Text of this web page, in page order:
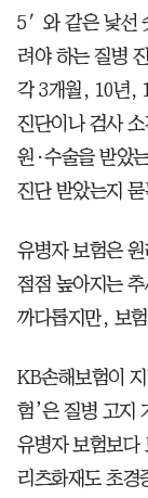
5′와 같은 낯선
려야 하는 질병
각 3개월, 10년,
진단이나 검사
원·수술을 받았
진단 받았는지
유병자 보험은
점점 높아지는
까다롭지만, 보
KB손해보험이
험’은 질병 고지
유병자 보험보다
리츠화재도 초경